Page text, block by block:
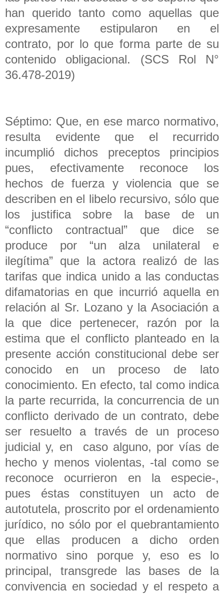
han querido tanto como aquellas que
expresamente estipularon en el
contrato, por lo que forma parte de su
contenido obligacional. (SCS Rol N°
36.478-2019)
Séptimo: Que, en ese marco normativo,
resulta evidente que el recurrido
incumplió dichos preceptos principios
pues, efectivamente reconoce los
hechos de fuerza y violencia que se
describen en el libelo recursivo, sólo que
los justifica sobre la base de un
“conflicto contractual” que dice se
produce por “un alza unilateral e
ilegítima” que la actora realizó de las
tarifas que indica unido a las conductas
difamatorias en que incurrió aquella en
relación al Sr. Lozano y la Asociación a
la que dice pertenecer, razón por la
estima que el conflicto planteado en la
presente acción constitucional debe ser
conocido en un proceso de lato
conocimiento. En efecto, tal como indica
la parte recurrida, la concurrencia de un
conflicto derivado de un contrato, debe
ser resuelto a través de un proceso
judicial y, en caso alguno, por vías de
hecho y menos violentas, -tal como se
reconoce ocurrieron en la especie-,
pues éstas constituyen un acto de
autotutela, proscrito por el ordenamiento
jurídico, no sólo por el quebrantamiento
que ellas producen a dicho orden
normativo sino porque y, eso es lo
principal, transgrede las bases de la
convivencia en sociedad y el respeto a